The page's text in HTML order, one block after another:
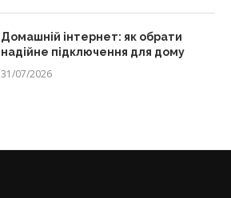
Домашній інтернет: як обрати
надійне підключення для дому
31/07/2026